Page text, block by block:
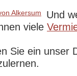
Und
viele
Sie ein unser